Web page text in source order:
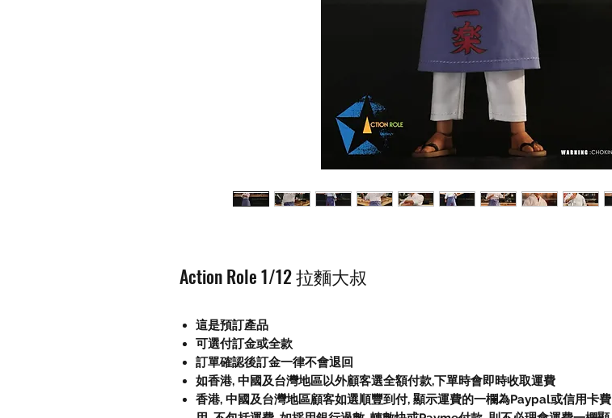
Action Role 1/12 拉麵大叔
這是預訂產品
可選付訂金或全款
訂單確認後訂金一律不會退回
如香港, 中國及台灣地區以外顧客選全額付款,下單時會即時收取運費
香港, 中國及台灣地區顧客如選順豐到付, 顯示運費的一欄為Paypal或信用卡費